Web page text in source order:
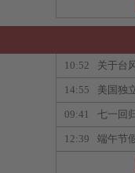
10:52 关于台
14:55 美国独
09:41 七一回
12:39 端午节